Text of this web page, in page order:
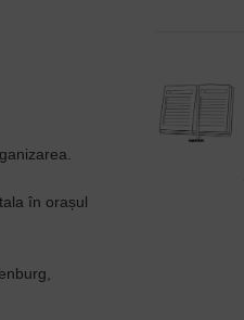
în orașul